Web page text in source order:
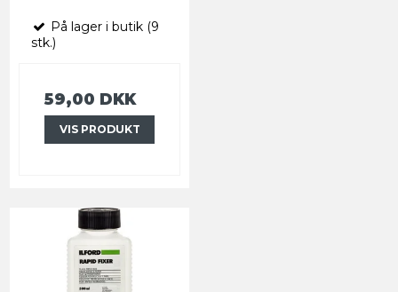
På lager i butik (9
stk.)
59,00 DKK
VIS PRODUKT